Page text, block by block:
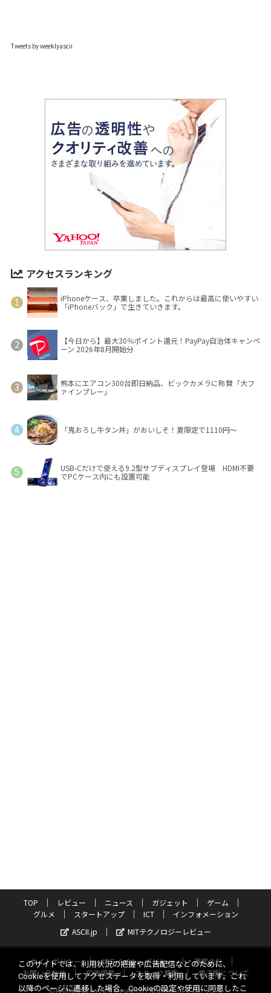
Tweets by weeklyascii
アクセスランキング
iPhoneケース、卒業しました。これからは最高に使いやすい
「iPhoneバック」で生きていきます。
【今日から】最大30％ポイント還元！PayPay自治体キャンペ
ーン 2026年8月開始分
熊本にエアコン300台即日納品、ビックカメラに称賛「大フ
ァインプレー」
「鬼おろし牛タン丼」がおいしそ！夏限定で1110円～
USB-Cだけで使える9.2型サブディスプレイ登場 HDMI不要
でPCケース内にも設置可能
TOP レビュー ニュース ガジェット
ゲーム
グルメ
スタートアップ ICT
インフォメーション
ASCII.jp
MITテクノロジーレビュー
サイトポリシー プライバシーポリシー
運営会社
お問い合わせ
広告掲載 スタッフ募集
電子版について
©KADOKAWA ASCII Research Laboratories, Inc. 2026
このサイトでは、利用状況の把握や広告配信などのために、
Cookieを使用してアクセスデータを取得・利用しています。これ
以降のページに遷移した場合、Cookieの設定や使用に同意したこ